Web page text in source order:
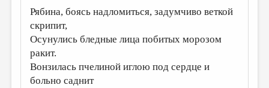
ЛИТЕРАТУРОВЕДЕНИЕ
КУЛЬТУРОВЕДЕНИЕ
ПУБЛИЦИСТИКА
РЕЦЕНЗИРОВАНИЕ
Рябина, боясь надломиться, задумчиво веткой
скрипит,
Осунулись бледные лица побитых морозом
ракит.
Вонзилась пчелиной иглою под сердце и
больно саднит